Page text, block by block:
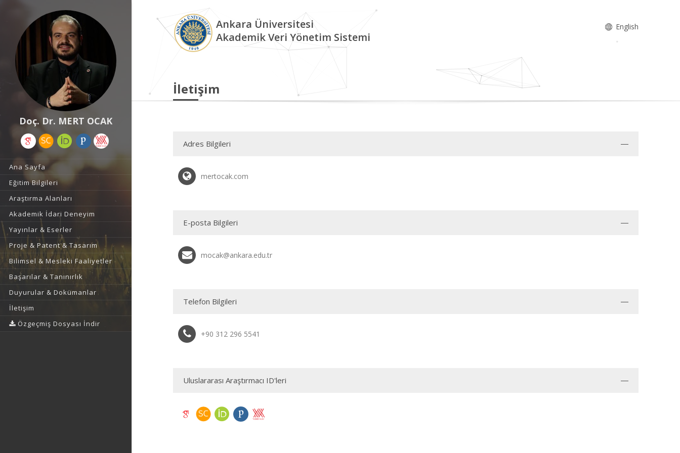
Doç. Dr. MERT OCAK
Ana Sayfa
Eğitim Bilgileri
Araştırma Alanları
Akademik İdari Deneyim
Yayınlar & Eserler
Proje & Patent & Tasarım
Bilimsel & Mesleki Faaliyetler
Başarılar & Tanınırlık
Duyurular & Dokümanlar
İletişim
Özgeçmiş Dosyası İndir
Ankara Üniversitesi
Akademik Veri Yönetim Sistemi
English
İletişim
Adres Bilgileri
mertocak.com
E-posta Bilgileri
mocak@ankara.edu.tr
Telefon Bilgileri
+90 312 296 5541
Uluslararası Araştırmacı ID'leri